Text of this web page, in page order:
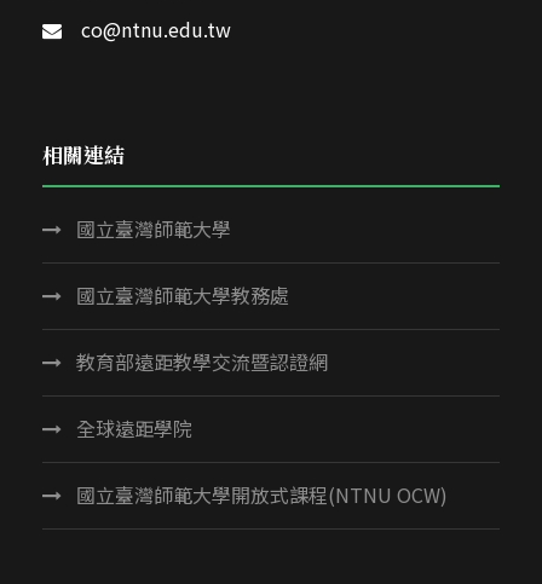
co@ntnu.edu.tw
相關連結
國立臺灣師範大學
國立臺灣師範大學教務處
教育部遠距教學交流暨認證網
全球遠距學院
國立臺灣師範大學開放式課程(NTNU OCW)